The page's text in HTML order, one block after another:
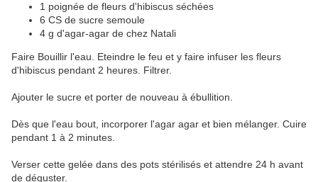
1 poignée de fleurs d'hibiscus séchées
6 CS de sucre semoule
4 g d'agar-agar de chez Natali
Faire Bouillir l'eau. Eteindre le feu et y faire infuser les fleurs
d'hibiscus pendant 2 heures. Filtrer.
Ajouter le sucre et porter de nouveau à ébullition.
Dès que l'eau bout, incorporer l'agar agar et bien mélanger. Cuire
pendant 1 à 2 minutes.
Verser cette gelée dans des pots stérilisés et attendre 24 h avant
de déguster.